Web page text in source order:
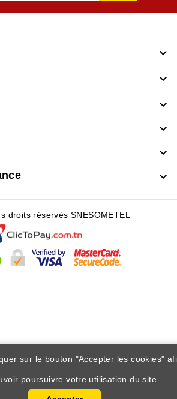






sur le bouton "Accepter les cookies"
poursuivre votre utilisation du site.
droits réservés SNESOMETEL